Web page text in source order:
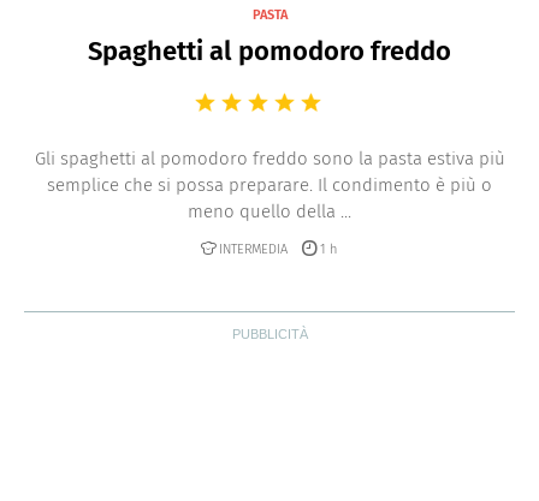
PASTA
Spaghetti al pomodoro freddo
Gli spaghetti al pomodoro freddo sono la pasta estiva più
semplice che si possa preparare. Il condimento è più o
meno quello della ...
INTERMEDIA 1 h